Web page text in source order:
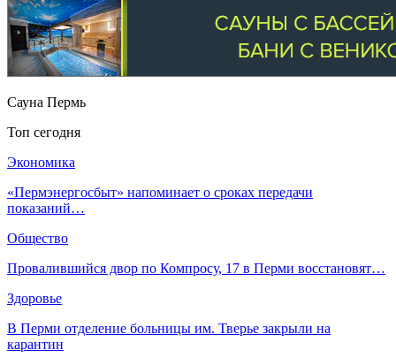
Сауна Пермь
Топ сегодня
Экономика
«Пермэнергосбыт» напоминает о сроках передачи
показаний…
Общество
Провалившийся двор по Компросу, 17 в Перми восстановят…
Здоровье
В Перми отделение больницы им. Тверье закрыли на
карантин